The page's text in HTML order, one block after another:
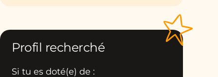
Profil recherché
Si tu es doté(e) de :